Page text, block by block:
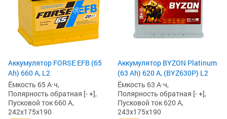
Аккумулятор FORSE EFB (65
Ah) 660 А, L2
Ёмкость 65 А·ч,
Полярность обратная [- +],
Пусковой ток 660 А,
242x175x190
Аккумулятор BYZON Platinum
(63 Ah) 620 А, (BYZ630P) L2
Ёмкость 63 А·ч,
Полярность обратная [- +],
Пусковой ток 620 А,
243x175x190